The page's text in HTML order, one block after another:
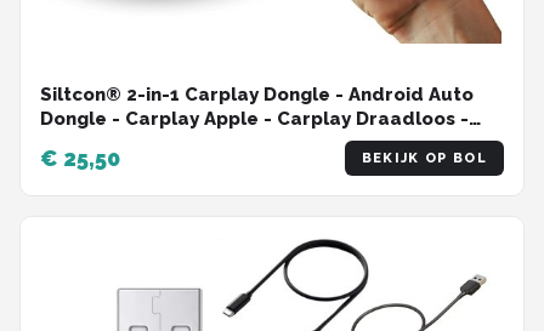
Siltcon® 2-in-1 Carplay Dongle - Android Auto
Dongle - Carplay Apple - Carplay Draadloos -
Wireless Carplay - Android Auto - USB - USB-C -
Zwart - 2024 Model
€ 25,50 BEKIJK OP BOL